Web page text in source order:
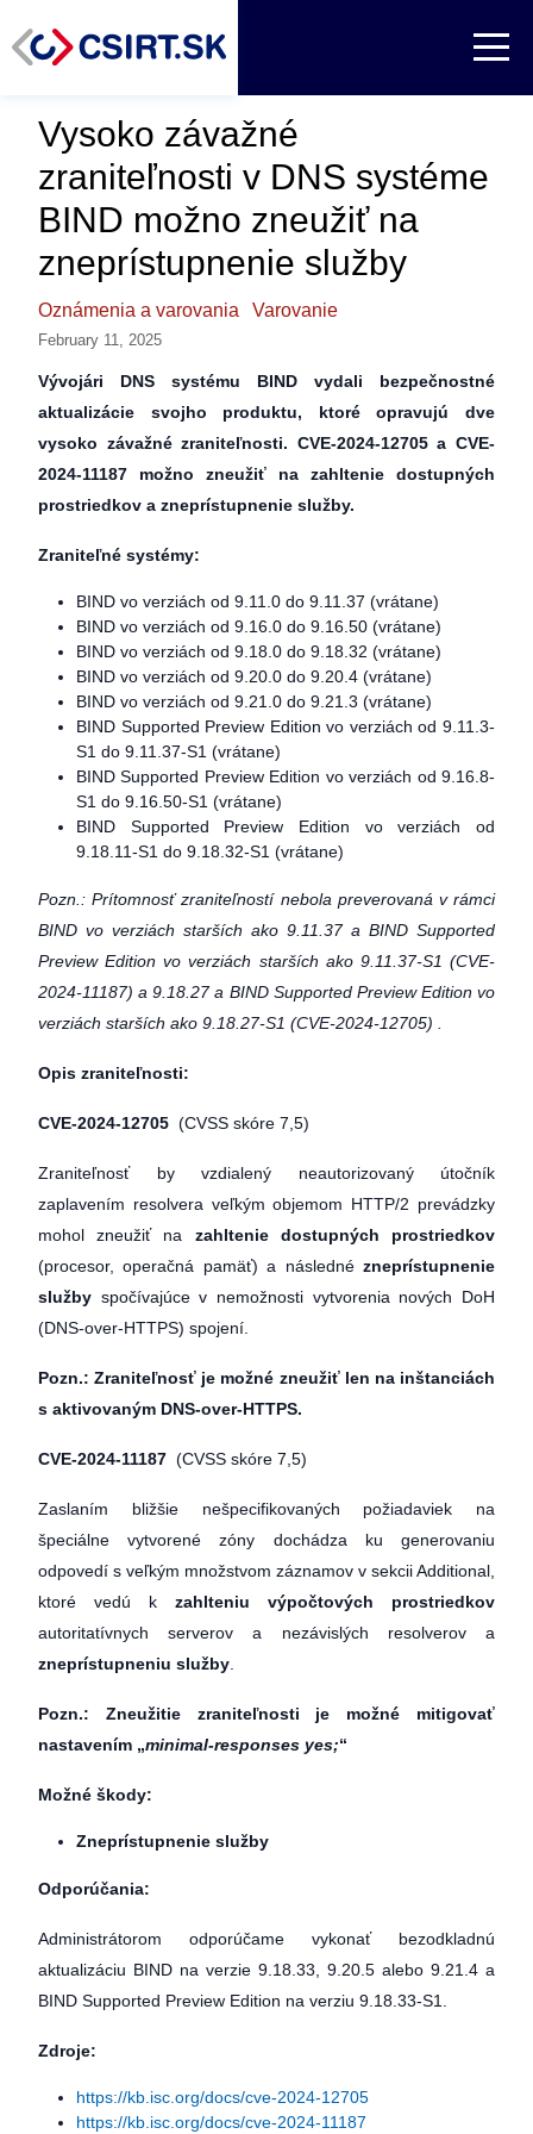
Vysoko závažné
zraniteľnosti v DNS systéme
BIND možno zneužiť na
zneprístupnenie služby
Oznámenia a varovania Varovanie
February 11, 2025
Vývojári DNS systému BIND vydali bezpečnostné
aktualizácie svojho produktu, ktoré opravujú dve
vysoko závažné zraniteľnosti. CVE-2024-12705 a CVE-
2024-11187 možno zneužiť na zahltenie dostupných
prostriedkov a zneprístupnenie služby.
Zraniteľné systémy:
BIND vo verziách od 9.11.0 do 9.11.37 (vrátane)
BIND vo verziách od 9.16.0 do 9.16.50 (vrátane)
BIND vo verziách od 9.18.0 do 9.18.32 (vrátane)
BIND vo verziách od 9.20.0 do 9.20.4 (vrátane)
BIND vo verziách od 9.21.0 do 9.21.3 (vrátane)
BIND Supported Preview Edition vo verziách od 9.11.3-
S1 do 9.11.37-S1 (vrátane)
BIND Supported Preview Edition vo verziách od 9.16.8-
S1 do 9.16.50-S1 (vrátane)
BIND Supported Preview Edition vo verziách od
9.18.11-S1 do 9.18.32-S1 (vrátane)
Pozn.: Prítomnosť zraniteľností nebola preverovaná v rámci
BIND vo verziách starších ako 9.11.37 a BIND Supported
Preview Edition vo verziách starších ako 9.11.37-S1 (CVE-
2024-11187) a 9.18.27 a BIND Supported Preview Edition vo
verziách starších ako 9.18.27-S1 (CVE-2024-12705) .
Opis zraniteľnosti:
CVE-2024-12705 (CVSS skóre 7,5)
Zraniteľnosť by vzdialený neautorizovaný útočník
zaplavením resolvera veľkým objemom HTTP/2 prevádzky
mohol zneužiť na zahltenie dostupných prostriedkov
(procesor, operačná pamäť) a následné zneprístupnenie
služby spočívajúce v nemožnosti vytvorenia nových DoH
(DNS-over-HTTPS) spojení.
Pozn.: Zraniteľnosť je možné zneužiť len na inštanciách
s aktivovaným DNS-over-HTTPS.
CVE-2024-11187 (CVSS skóre 7,5)
Zaslaním bližšie nešpecifikovaných požiadaviek na
špeciálne vytvorené zóny dochádza ku generovaniu
odpovedí s veľkým množstvom záznamov v sekcii Additional,
ktoré vedú k zahlteniu výpočtových prostriedkov
autoritatívnych serverov a nezávislých resolverov a
zneprístupneniu služby
Pozn.: Zneužitie zraniteľnosti je možné mitigovať
nastavením „minimal-responses yes;“
Možné škody:
Zneprístupnenie služby
Odporúčania:
Administrátorom odporúčame vykonať bezodkladnú
aktualizáciu BIND na verzie 9.18.33, 9.20.5 alebo 9.21.4 a
BIND Supported Preview Edition na verziu 9.18.33-S1.
Zdroje:
https://kb.isc.org/docs/cve-2024-12705
https://kb.isc.org/docs/cve-2024-11187